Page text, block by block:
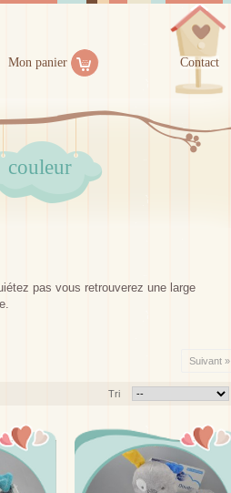
Mon panier Contact
couleur
pas vous retrouverez une large
Suivant »
Tri